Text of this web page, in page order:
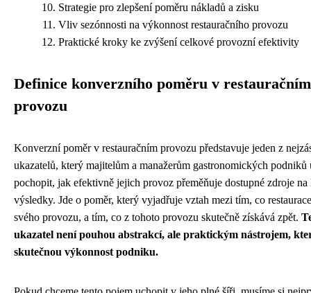
Strategie pro zlepšení poměru nákladů a zisku
Vliv sezónnosti na výkonnost restauračního provozu
Praktické kroky ke zvýšení celkové provozní efektivity
Definice konverzního poměru v restauračním
provozu
Konverzní poměr v restauračním provozu představuje jeden z
ukazatelů, který majitelům a manažerům gastronomických podniků
pochopit, jak efektivně jejich provoz přeměňuje dostupné zdroje
výsledky. Jde o poměr, který vyjadřuje vztah mezi tím, co
svého provozu, a tím, co z tohoto provozu skutečně získává zpět.
ukazatel není pouhou abstrakcí, ale praktickým nástrojem,
skutečnou výkonnost podniku.